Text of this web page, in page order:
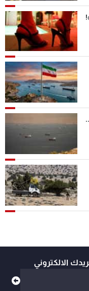
الالكتروني